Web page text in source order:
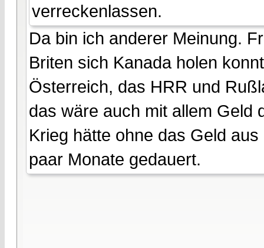
verreckenlassen.
Da bin ich anderer Meinung.
Briten sich Kanada holen
Österreich, das HRR und
das wäre auch mit allem Geld
Krieg hätte ohne das Geld
paar Monate gedauert.